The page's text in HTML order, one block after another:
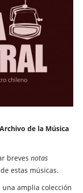
Archivo de la Música
breves notas
estas músicas.
amplia colección